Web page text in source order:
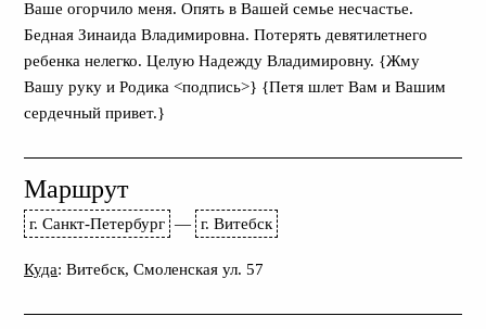
Ваше огорчило меня. Опять в Вашей семье несчастье.
Бедная Зинаида Владимировна. Потерять девятилетнего
ребенка нелегко. Целую Надежду Владимировну. {Жму
Вашу руку и Родика <подпись>} {Петя шлет Вам и Вашим
сердечный привет.}
Маршрут
г. Санкт-Петербург — г. Витебск
Куда: Витебск, Смоленская ул. 57